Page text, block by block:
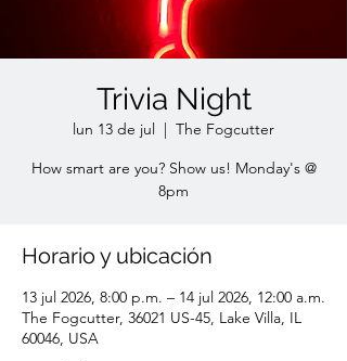
Trivia Night
lun 13 de jul
  |
The Fogcutter
How smart are you? Show us! Monday's @
8pm
Horario y ubicación
13 jul 2026, 8:00 p.m. – 14 jul 2026, 12:00 a.m.
The Fogcutter, 36021 US-45, Lake Villa, IL
60046, USA